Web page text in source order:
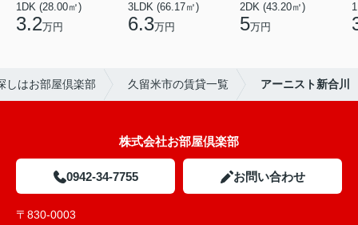
1DK (28.00㎡)
3.2万円
3LDK (66.17㎡)
6.3万円
2DK (43.20㎡)
5万円
しはお部屋倶楽部 久留米市の賃貸一覧 アーニスト新合川
株式会社お部屋倶楽部
0942-34-7755 お問い合わせ
〒830-0003